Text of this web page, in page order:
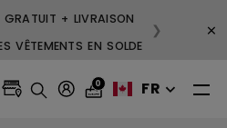
+ LIVRAISON
VÊTEMENTS EN SOLDE
❯ ×
0 FR